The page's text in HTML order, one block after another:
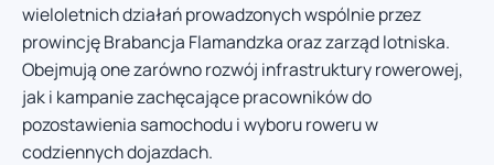
wieloletnich działań prowadzonych wspólnie przez
prowincję Brabancja Flamandzka oraz zarząd lotniska.
Obejmują one zarówno rozwój infrastruktury rowerowej,
jak i kampanie zachęcające pracowników do
pozostawienia samochodu i wyboru roweru w
codziennych dojazdach.